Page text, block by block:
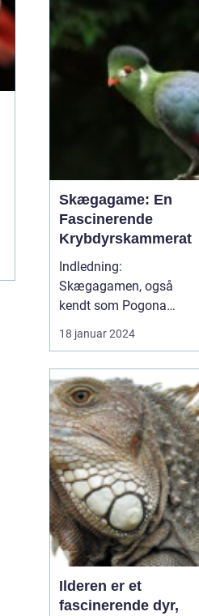
kan stimulere hundens
intellekt, reducere stress,
fremme fysisk aktivitet
og styrke b...
Skægagame: En
Fascinerende
Krybdyrskammerat
Indledning:
Skægagamen, også
kendt som Pogona
Vitticeps, er et
fascinerende krybdyr,
popularitet blandt
dyreejere og dyreelskere.
Med sit karakteristiske
udseende og forståelige
adfærd er skægagamen
et favoritvalg som
kæledyr....
18 januar 2024
Ilderen er et
fascinerende dyr,